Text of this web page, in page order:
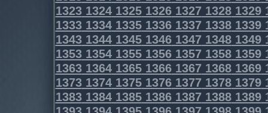
1323132413251326132713281329
1333133413351336133713381339
1343134413451346134713481349
1353135413551356135713581359
1363136413651366136713681369
1373137413751376137713781379
1383138413851386138713881389